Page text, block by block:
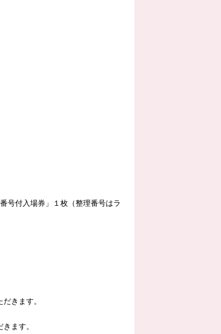
号付入場券」１枚（整理番号はラ
きます。
ます。